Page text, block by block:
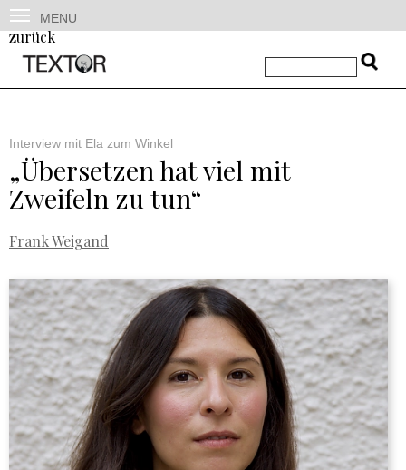
MENU
zurück
Interview mit Ela zum Winkel
„Übersetzen hat viel mit
Zweifeln zu tun“
Frank Weigand